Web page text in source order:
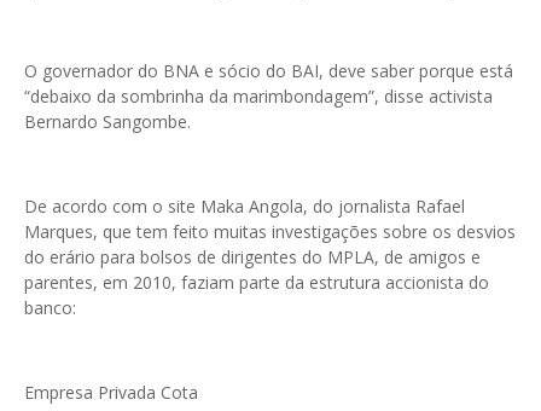
O governador do BNA e sócio do BAI, deve saber porque está
“debaixo da sombrinha da marimbondagem”, disse activista
Bernardo Sangombe.
De acordo com o site Maka Angola, do jornalista Rafael
Marques, que tem feito muitas investigações sobre os desvios
do erário para bolsos de dirigentes do MPLA, de amigos e
parentes, em 2010, faziam parte da estrutura accionista do
banco:
Empresa Privada Cota